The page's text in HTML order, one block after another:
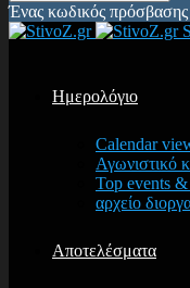
Ένας κωδικός
Ημερολόγιο
Calendar
Αγωνιστικό
Top events
αρχείο
Αποτελέσματα